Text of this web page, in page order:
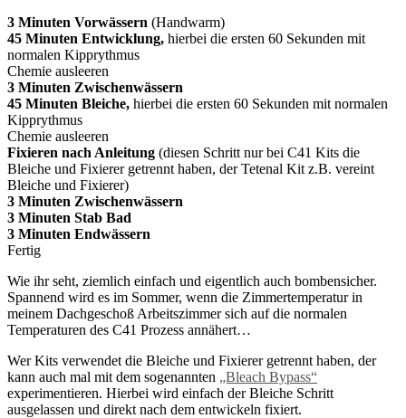
3 Minuten Vorwässern (Handwarm)
45 Minuten Entwicklung, hierbei die ersten 60 Sekunden mit
normalen Kipprythmus
Chemie ausleeren
3 Minuten Zwischenwässern
45 Minuten Bleiche, hierbei die ersten 60 Sekunden mit normalen
Kipprythmus
Chemie ausleeren
Fixieren nach Anleitung (diesen Schritt nur bei C41 Kits die
Bleiche und Fixierer getrennt haben, der Tetenal Kit z.B. vereint
Bleiche und Fixierer)
3 Minuten Zwischenwässern
3 Minuten Stab Bad
3 Minuten Endwässern
Fertig
Wie ihr seht, ziemlich einfach und eigentlich auch bombensicher.
Spannend wird es im Sommer, wenn die Zimmertemperatur in
meinem Dachgeschoß Arbeitszimmer sich auf die normalen
Temperaturen des C41 Prozess annähert…
Wer Kits verwendet die Bleiche und Fixierer getrennt haben, der
kann auch mal mit dem sogenannten „Bleach Bypass“
experimentieren. Hierbei wird einfach der Bleiche Schritt
ausgelassen und direkt nach dem entwickeln fixiert.